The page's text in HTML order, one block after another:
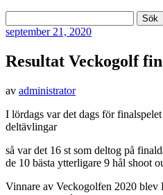
efter:
september21, 2020
Resultat Veckogolf
av administrator
I lördags var det dags för
deltävlingar
så var det 16 st som deltog på
de 10 bästa ytterligare 9 hål shoot
Vinnare av Veckogolfen 2020 blev